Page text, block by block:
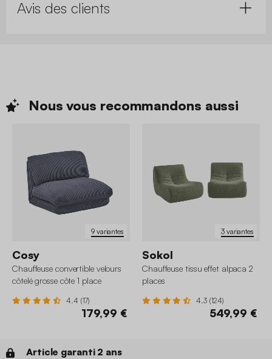
Avis des clients
Nous vous recommandons aussi
9 variantes
Cosy
Chauffeuse convertible velours
côtelé grosse côte 1 place
4.4 (17)
179,99 €
3 variantes
Sokol
Chauffeuse tissu effet alpaca 2
places
4.3 (124)
549,99 €
Article garanti 2 ans